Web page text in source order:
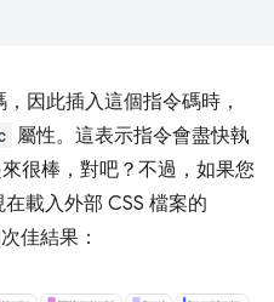
因此插入這個指令碼時，
屬性。這表示指令會盡快執
很棒，對吧？不過，如果您
在載入外部 CSS 檔案的
佳結果：